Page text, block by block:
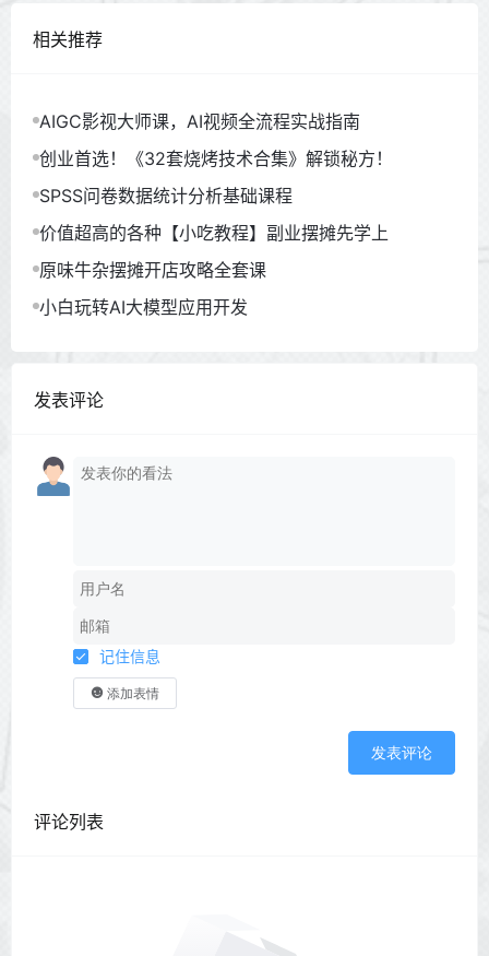
相关推荐
AIGC影视大师课，AI视频全流程实战指南
创业首选！《32套烧烤技术合集》解锁秘方！
SPSS问卷数据统计分析基础课程
价值超高的各种【小吃教程】副业摆摊先学上
原味牛杂摆摊开店攻略全套课
小白玩转AI大模型应用开发
发表评论
记住信息
添加表情
发表评论
评论列表